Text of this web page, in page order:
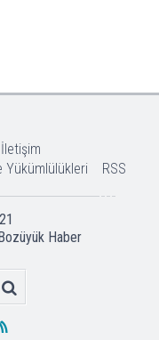
İletişim
Yükümlülükleri
RSS
Haber